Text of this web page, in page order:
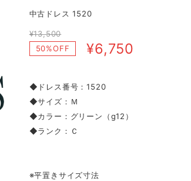
中古ドレス 1520
¥13,500
50%OFF
¥6,750
◆ドレス番号：1520
◆サイズ：Ｍ
◆カラー：グリーン（g12）
◆ランク：Ｃ
※平置きサイズ寸法